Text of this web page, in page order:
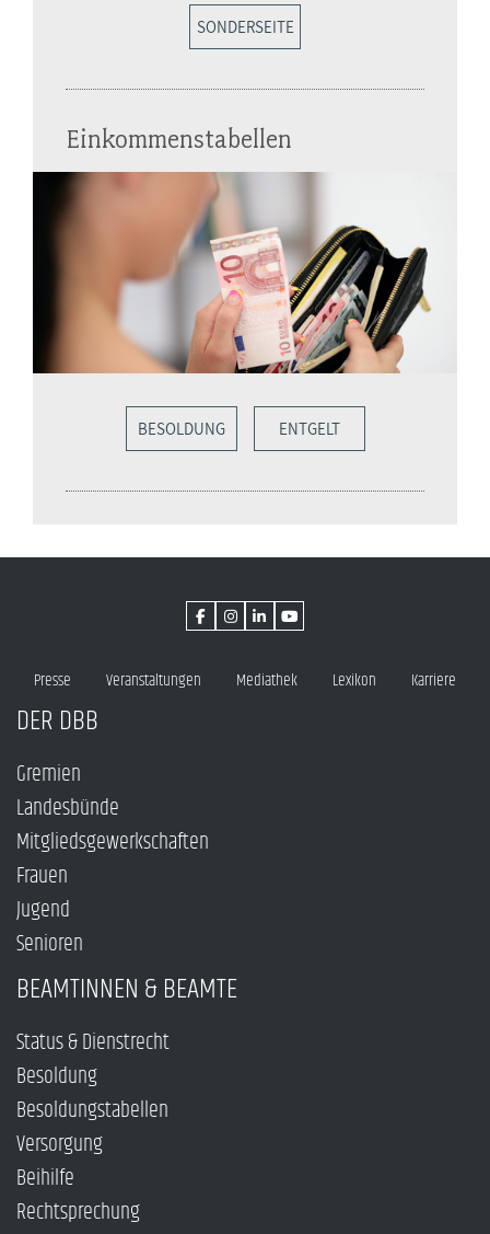
SONDERSEITE
Einkommenstabellen
BESOLDUNG ENTGELT
Presse Veranstaltungen Mediathek Lexikon Karriere
DER DBB
Gremien
Landesbünde
Mitgliedsgewerkschaften
Frauen
Jugend
Senioren
BEAMTINNEN & BEAMTE
Status & Dienstrecht
Besoldung
Besoldungstabellen
Versorgung
Beihilfe
Rechtsprechung